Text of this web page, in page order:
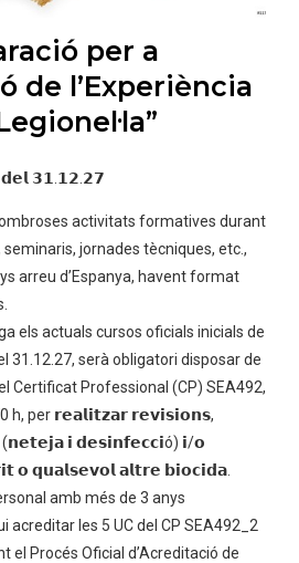
per a
de l’Experiència
𝗱𝗲𝗹 𝟯𝟭.𝟭𝟮.𝟮𝟳
activitats formatives durant
seminaris, jornades tècniques, etc.,
arreu d’Espanya, havent format
els actuals cursos oficials inicials de
31.12.27, serà obligatori disposar de
Certificat Professional (CP) SEA492,
h, per 𝗿𝗲𝗮𝗹𝗶𝘁𝘇𝗮𝗿 𝗿𝗲𝘃𝗶𝘀𝗶𝗼𝗻𝘀,
𝗶 𝗱𝗲𝘀𝗶𝗻𝗳𝗲𝗰𝗰𝗶ó) 𝗶/𝗼
𝗼 𝗾𝘂𝗮𝗹𝘀𝗲𝘃𝗼𝗹 𝗮𝗹𝘁𝗿𝗲 𝗯𝗶𝗼𝗰𝗶𝗱𝗮.
amb més de 3 anys
acreditar les 5 UC del CP SEA492_2
el Procés Oficial d’Acreditació de